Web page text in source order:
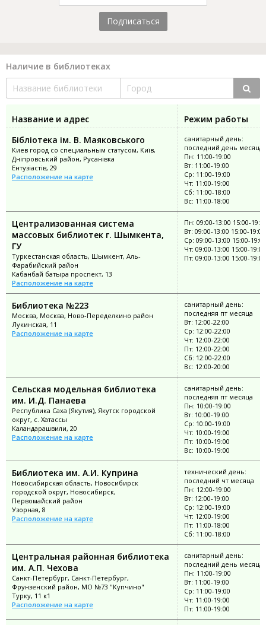
Подписаться
Наличие в библиотеках
Название и адрес
Режим работы
Бібліотека ім. В. Маяковського
Киев город со специальным статусом, Київ,
Дніпровський район, Русанівка
Ентузіастів, 29
Расположение на карте
санитарный день:
последний день месяца
Пн: 11:00-19:00
Вт: 11:00-19:00
Ср: 11:00-19:00
Чт: 11:00-19:00
Сб: 11:00-18:00
Вс: 11:00-18:00
Централизованная система
массовых библиотек г. Шымкента,
ГУ
Туркестанская область, Шымкент, Аль-
Фарабийский район
Кабанбай батыра проспект, 13
Расположение на карте
Пн: 09:00-13:00 15:00-
Вт: 09:00-13:00 15:00-19:00
Ср: 09:00-13:00 15:00-19:00
Чт: 09:00-13:00 15:00-19:00
Пт: 09:00-13:00 15:00-19:00
Библиотека №223
Москва, Москва, Ново-Переделкино район
Лукинская, 11
Расположение на карте
санитарный день:
последняя пт месяца
Вт: 12:00-22:00
Ср: 12:00-22:00
Чт: 12:00-22:00
Пт: 12:00-22:00
Сб: 12:00-22:00
Вс: 12:00-20:00
Сельская модельная библиотека
им. И.Д. Панаева
Республика Саха (Якутия), Якутск городской
округ, с. Хатассы
Каландарашвили, 20
Расположение на карте
санитарный день:
последняя пт месяца
Пн: 10:00-19:00
Вт: 10:00-19:00
Ср: 10:00-19:00
Чт: 10:00-19:00
Пт: 10:00-19:00
Вс: 10:00-19:00
Библиотека им. А.И. Куприна
Новосибирская область, Новосибирск
городской округ, Новосибирск,
Первомайский район
Узорная, 8
Расположение на карте
технический день:
последний чт месяца
Пн: 12:00-19:00
Вт: 12:00-19:00
Ср: 12:00-19:00
Чт: 12:00-19:00
Пт: 11:00-18:00
Сб: 11:00-18:00
Центральная районная библиотека
им. А.П. Чехова
Санкт-Петербург, Санкт-Петербург,
Фрунзенский район, МО №73 "Купчино"
Турку, 11 к1
Расположение на карте
санитарный день:
последний день месяца
Пн: 11:00-19:00
Вт: 11:00-19:00
Ср: 11:00-19:00
Чт: 11:00-19:00
Пт: 11:00-19:00